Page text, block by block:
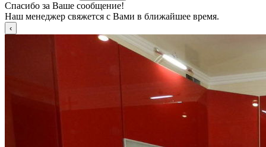
Спасибо за Ваше сообщение!
Наш менеджер свяжется с Вами в ближайшее время.